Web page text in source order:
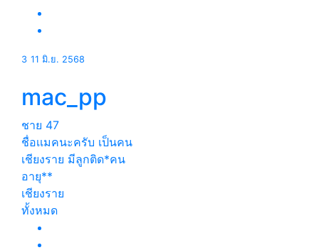
3 11 มิ.ย. 2568
mac_pp
ชาย 47
ชื่อเเมคนะครับ เป็นคน
เชียงราย มีลูกติด*คน
อายุ**
เชียงราย
ทั้งหมด